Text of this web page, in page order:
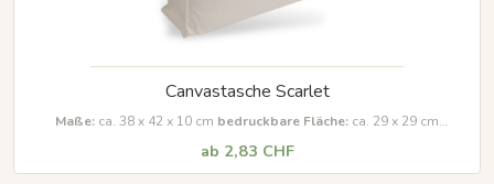
Canvastasche Scarlet
Maße: ca. 38 x 42 x 10 cm bedruckbare Fläche: ca. 29 x 29 cm
ab 2,83 CHF